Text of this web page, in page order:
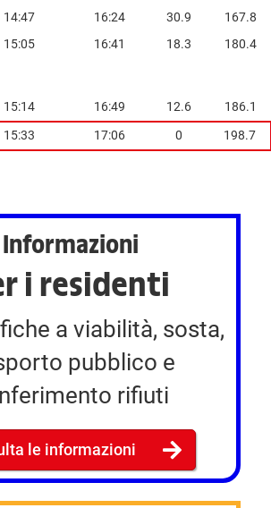
14:47 16:24 30.9
167.8
15:05 16:41 18.3 180.4
15:14 16:49 12.6
186.1
15:33 17:06 0 198.7
Informazioni
i residenti
a viabilità, sosta,
pubblico e
rifiuti
le informazioni